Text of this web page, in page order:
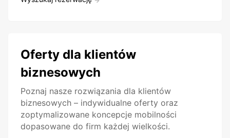
Oferty dla klientów
biznesowych
Poznaj nasze rozwiązania dla klientów
biznesowych – indywidualne oferty oraz
zoptymalizowane koncepcje mobilności
dopasowane do firm każdej wielkości.